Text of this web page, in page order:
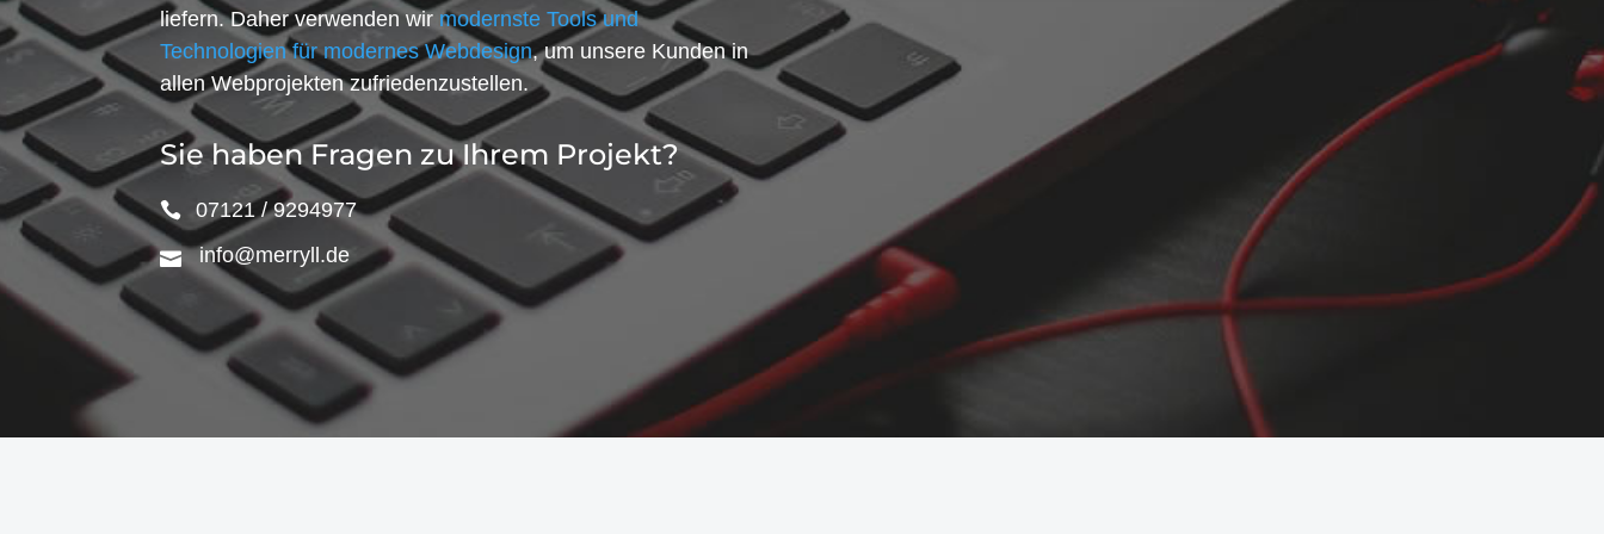
liefern. Daher verwenden wir modernste Tools und
Technologien für modernes Webdesign, um unsere Kunden in
allen Webprojekten zufriedenzustellen.
Sie haben Fragen zu Ihrem Projekt?
07121 / 9294977
info@merryll.de